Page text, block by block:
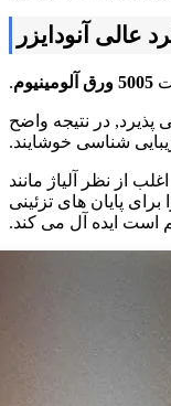
5005 ورق آلومینیوم .
پذیرد, در نتیجه واضح
شناسی خوشایند.
است 5005 آلومینیوم اغلب از نظر آلیاژ مانند
سازگار تر است 3003, آن را برای پایان های تزئینی
است ایده آل می کند.